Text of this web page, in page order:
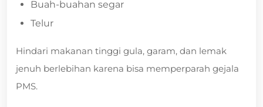
Buah-buahan segar
Telur
Hindari makanan tinggi gula, garam, dan lemak
jenuh berlebihan karena bisa memperparah gejala
PMS.